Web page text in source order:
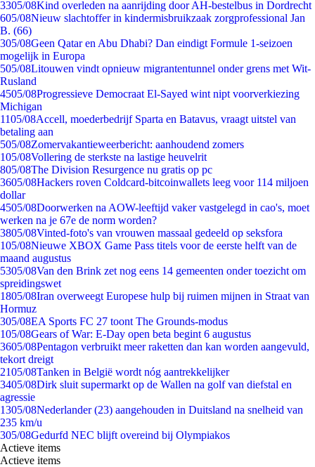
3305/08Kind overleden na aanrijding door AH-bestelbus in Dordrecht
605/08Nieuw slachtoffer in kindermisbruikzaak zorgprofessional Jan
B. (66)
305/08Geen Qatar en Abu Dhabi? Dan eindigt Formule 1-seizoen
mogelijk in Europa
505/08Litouwen vindt opnieuw migrantentunnel onder grens met Wit-
Rusland
4505/08Progressieve Democraat El-Sayed wint nipt voorverkiezing
Michigan
1105/08Accell, moederbedrijf Sparta en Batavus, vraagt uitstel van
betaling aan
505/08Zomervakantieweerbericht: aanhoudend zomers
105/08Vollering de sterkste na lastige heuvelrit
805/08The Division Resurgence nu gratis op pc
3605/08Hackers roven Coldcard-bitcoinwallets leeg voor 114 miljoen
dollar
4505/08Doorwerken na AOW-leeftijd vaker vastgelegd in cao's, moet
werken na je 67e de norm worden?
3805/08Vinted-foto's van vrouwen massaal gedeeld op seksfora
105/08Nieuwe XBOX Game Pass titels voor de eerste helft van de
maand augustus
5305/08Van den Brink zet nog eens 14 gemeenten onder toezicht om
spreidingswet
1805/08Iran overweegt Europese hulp bij ruimen mijnen in Straat van
Hormuz
305/08EA Sports FC 27 toont The Grounds-modus
105/08Gears of War: E-Day open beta begint 6 augustus
3605/08Pentagon verbruikt meer raketten dan kan worden aangevuld,
tekort dreigt
2105/08Tanken in België wordt nóg aantrekkelijker
3405/08Dirk sluit supermarkt op de Wallen na golf van diefstal en
agressie
1305/08Nederlander (23) aangehouden in Duitsland na snelheid van
235 km/u
305/08Gedurfd NEC blijft overeind bij Olympiakos
Actieve items
Actieve items